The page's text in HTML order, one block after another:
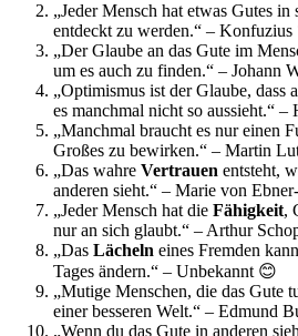
„Jeder Mensch hat etwas Gutes
entdeckt zu werden.“ – Konfuzius
„Der Glaube an das Gute im
um es auch zu finden.“ – Johann
„Optimismus ist der Glaube, dass
es manchmal nicht so aussieht.“
„Manchmal braucht es nur einen
Großes zu bewirken.“ – Martin
„Das wahre Vertrauen entsteht,
anderen sieht.“ – Marie von
„Jeder Mensch hat die Fähigkeit,
nur an sich glaubt.“ – Arthur
„Das Lächeln eines Fremden
Tages ändern.“ – Unbekannt 😊
„Mutige Menschen, die das Gute
einer besseren Welt.“ – Edmund
„Wenn du das Gute in anderen